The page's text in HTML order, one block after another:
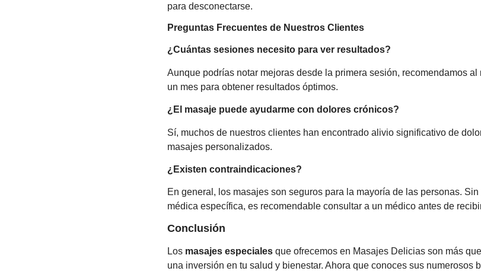
para desconectarse.
Preguntas Frecuentes de Nuestros Clientes
¿Cuántas sesiones necesito para ver resultados?
Aunque podrías notar mejoras desde la primera sesión, recomendamos
un mes para obtener resultados óptimos.
¿El masaje puede ayudarme con dolores crónicos?
Sí, muchos de nuestros clientes han encontrado alivio significativo de
masajes personalizados.
¿Existen contraindicaciones?
En general, los masajes son seguros para la mayoría de las personas.
médica específica, es recomendable consultar a un médico antes de
Conclusión
Los masajes especiales que ofrecemos en Masajes Delicias son más
una inversión en tu salud y bienestar. Ahora que conoces sus numerosos